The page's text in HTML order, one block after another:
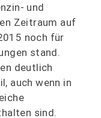
und
Zeitraum auf
noch für
stand.
deutlich
auch wenn in
sind.